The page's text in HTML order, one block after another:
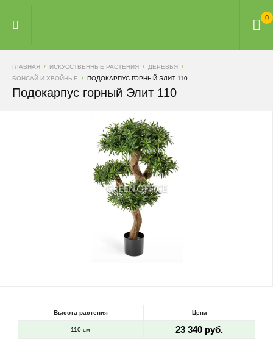
0
ГЛАВНАЯ ИСКУССТВЕННЫЕ РАСТЕНИЯ
ДЕРЕВЬЯ
БОНСАЙ И ХВОЙНЫЕ
ПОДОКАРПУС ГОРНЫЙ ЭЛИТ 110
Подокарпус горный Элит 110
Высота растения Цена
110 см 23 340 руб.